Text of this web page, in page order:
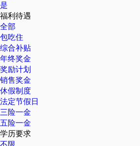
是
福利待遇
全部
包吃住
综合补贴
年终奖金
奖励计划
销售奖金
休假制度
法定节假日
三险一金
五险一金
学历要求